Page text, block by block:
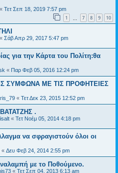
« Τετ Σεπ 18, 2019 7:57 pm
1 7 8 9 10
« Σάβ Απρ 29, 2017 5:47 pm
για την Κάρτα του Πολίτη:θα
« Παρ Φεβ 05, 2016 12:24 pm
ΣΥΜΦΩΝΑ ΜΕ ΤΙΣ ΠΡΟΦΗΤΕΙΕΣ
« Τετ Δεκ 23, 2015 12:52 pm
.
« Τετ Νοέμ 05, 2014 4:18 pm
να σφραγιστούν όλοι οι
« Δευ Φεβ 24, 2014 2:55 pm
με το Ποθούμενο.
« Τετ Σεπ 04, 2013 6:13 am